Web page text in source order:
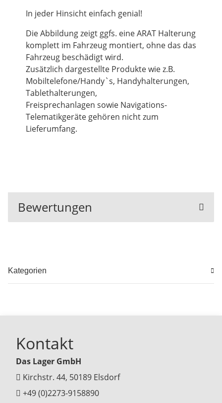
In jeder Hinsicht einfach genial!
Die Abbildung zeigt ggfs. eine ARAT Halterung
komplett im Fahrzeug montiert, ohne das das
Fahrzeug beschädigt wird.
Zusätzlich dargestellte Produkte wie z.B.
Mobiltelefone/Handy`s, Handyhalterungen,
Tablethalterungen,
Freisprechanlagen sowie Navigations-
Telematikgeräte gehören nicht zum
Lieferumfang.
Bewertungen
Kategorien
Kontakt
Das Lager GmbH
Kirchstr. 44, 50189 Elsdorf
+49 (0)2273-9158890